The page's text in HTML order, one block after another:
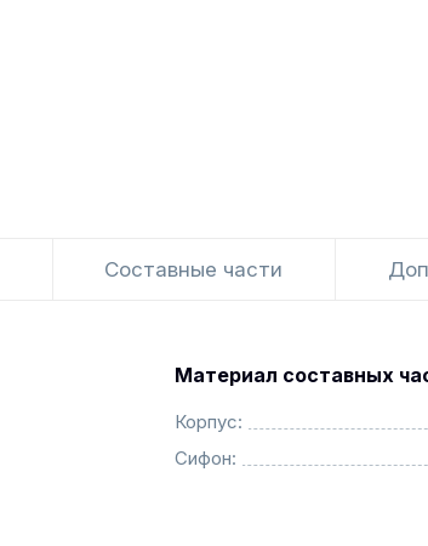
Составные части
Материал составных
Корпус:
Сифон: